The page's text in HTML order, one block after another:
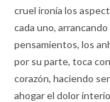
cruel ironía los
cada uno,
pensamientos, los
por su parte, toca
corazón, haciendo
ahogar el dolor